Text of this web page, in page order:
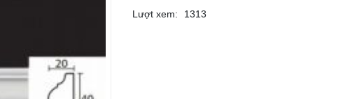
Lượt xem: 1313